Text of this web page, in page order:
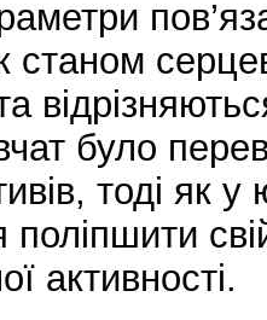
станом
було
тоді як
активності.